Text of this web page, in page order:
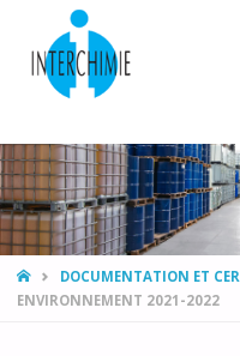
HOMEDOCUMENTATION ET
ENVIRONNEMENT 2021-2022